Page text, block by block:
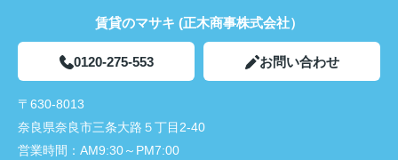
賃貸のマサキ (正木商事株式会社）
0120-275-553 お問い合わせ
〒630-8013
奈良県奈良市三条大路５丁目2-40
営業時間： AM9:30～PM7:00